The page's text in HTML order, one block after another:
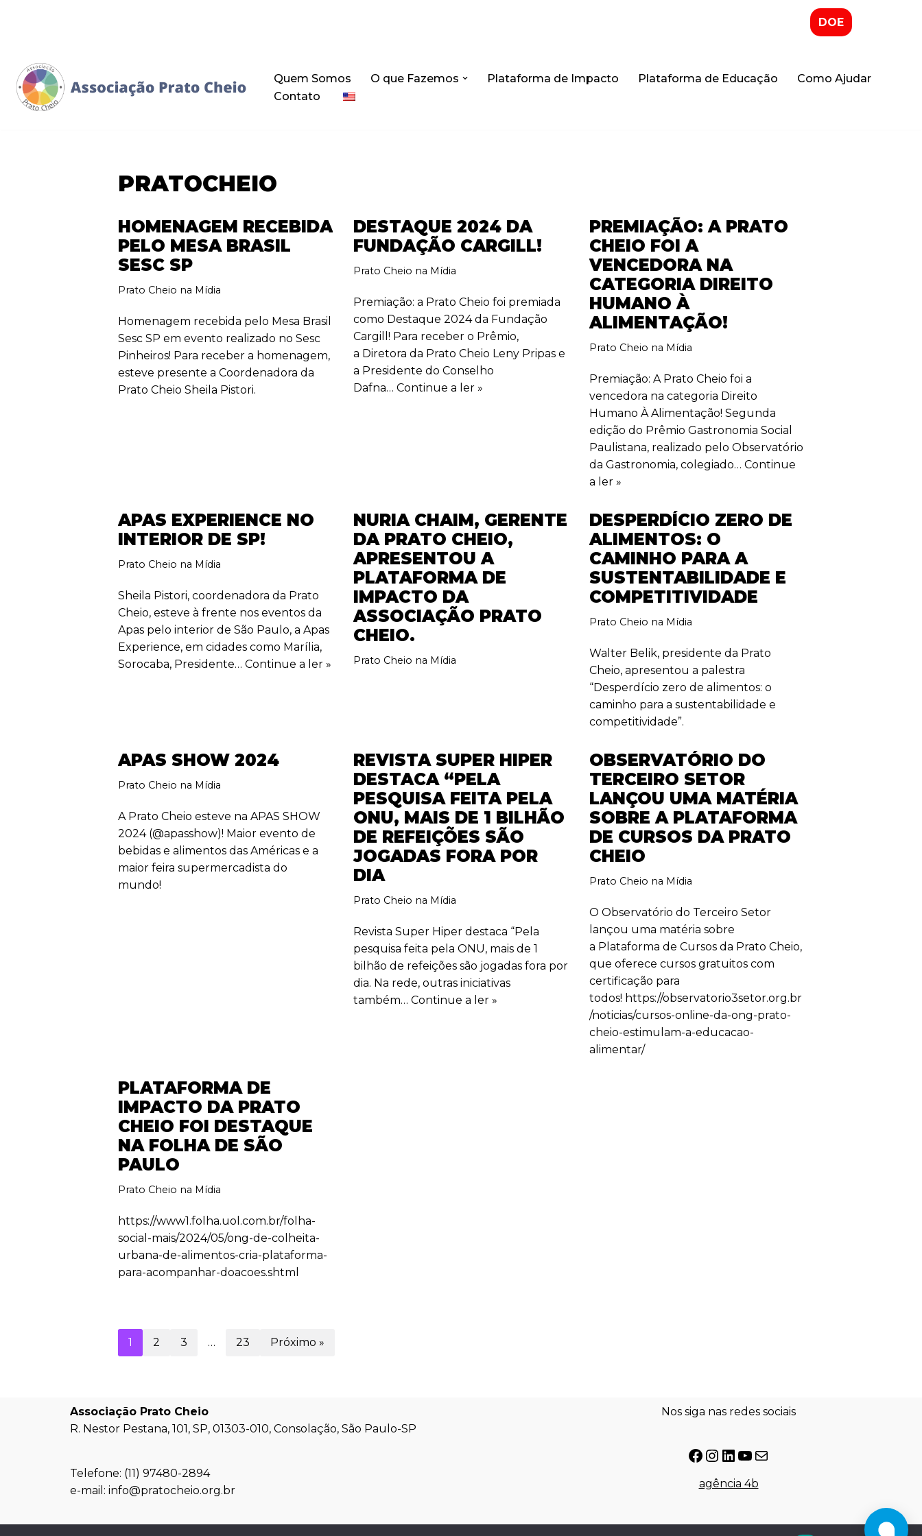
conteúdo
DOE
Quem Somos O que Fazemos Plataforma de Impacto Plataforma de Educação
Como Ajudar
Contato
PRATOCHEIO
HOMENAGEM RECEBIDA
PELO MESA BRASIL
SESC SP
Prato Cheio na Mídia
Homenagem recebida pelo Mesa Brasil
Sesc SP em evento realizado no Sesc
Pinheiros! Para receber a homenagem,
esteve presente a Coordenadora da
Prato Cheio Sheila Pistori.
DESTAQUE 2024 DA
FUNDAÇÃO CARGILL!
Prato Cheio na Mídia
Premiação: a Prato Cheio foi premiada
como Destaque 2024 da Fundação
Cargill! Para receber o Prêmio,
a Diretora da Prato Cheio Leny Pripas e
a Presidente do Conselho
Dafna…Continue a ler »
PREMIAÇÃO: A PRATO
CHEIO FOI A
VENCEDORA NA
CATEGORIA DIREITO
HUMANO À
ALIMENTAÇÃO!
Prato Cheio na Mídia
Premiação: A Prato Cheio foi a
vencedora na categoria Direito
Humano À Alimentação! Segunda
edição do Prêmio Gastronomia Social
Paulistana, realizado pelo Observatório
da Gastronomia, colegiado… Continue
a ler »
APAS EXPERIENCE NO
INTERIOR DE SP!
Prato Cheio na Mídia
Sheila Pistori, coordenadora da Prato
Cheio, esteve à frente nos eventos da
Apas pelo interior de São Paulo, a Apas
Experience, em cidades como Marília,
Sorocaba, Presidente…Continue a ler »
NURIA CHAIM, GERENTE
DA PRATO CHEIO,
APRESENTOU A
PLATAFORMA DE
IMPACTO DA
ASSOCIAÇÃO PRATO
CHEIO.
Prato Cheio na Mídia
DESPERDÍCIO ZERO DE
ALIMENTOS: O
CAMINHO PARA A
SUSTENTABILIDADE E
COMPETITIVIDADE
Prato Cheio na Mídia
Walter Belik, presidente da Prato
Cheio, apresentou a palestra
“Desperdício zero de alimentos: o
caminho para a sustentabilidade e
competitividade”.
APAS SHOW 2024
Prato Cheio na Mídia
A Prato Cheio esteve na APAS SHOW
2024 (@apasshow)! Maior evento de
bebidas e alimentos das Américas e a
maior feira supermercadista do
mundo!
REVISTA SUPER HIPER
DESTACA “PELA
PESQUISA FEITA PELA
ONU, MAIS DE 1 BILHÃO
DE REFEIÇÕES SÃO
JOGADAS FORA POR
DIA
Prato Cheio na Mídia
Revista Super Hiper destaca “Pela
pesquisa feita pela ONU, mais de 1
bilhão de refeições são jogadas fora por
dia. Na rede, outras iniciativas
também…Continue a ler »
OBSERVATÓRIO DO
TERCEIRO SETOR
LANÇOU UMA MATÉRIA
SOBRE A PLATAFORMA
DE CURSOS DA PRATO
CHEIO
Prato Cheio na Mídia
O Observatório do Terceiro Setor
lançou uma matéria sobre
a Plataforma de Cursos da Prato Cheio,
que oferece cursos gratuitos com
certificação para
todos! https://observatorio3setor.org.br
/noticias/cursos-online-da-ong-prato-
cheio-estimulam-a-educacao-
alimentar/
PLATAFORMA DE
IMPACTO DA PRATO
CHEIO FOI DESTAQUE
NA FOLHA DE SÃO
PAULO
Prato Cheio na Mídia
https://www1.folha.uol.com.br/folha-
social-mais/2024/05/ong-de-colheita-
urbana-de-alimentos-cria-plataforma-
para-acompanhar-doacoes.shtml
1 2 3 … 23 Próximo »
Associação Prato Cheio
R. Nestor Pestana, 101, SP, 01303-010, Consolação, São Paulo-SP
Telefone: (11) 97480-2894
e-mail: info@pratocheio.org.br
Nos siga nas redes sociais
agência 4b